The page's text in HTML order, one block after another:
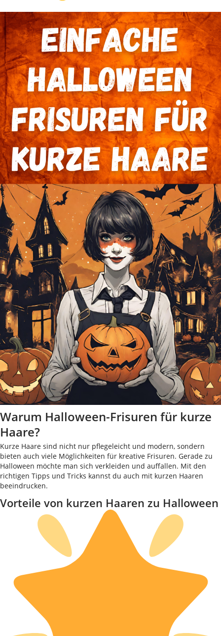
Warum Halloween-Frisuren für kurze
Haare?
Kurze Haare sind nicht nur pflegeleicht und modern, sondern
bieten auch viele Möglichkeiten für kreative Frisuren. Gerade zu
Halloween möchte man sich verkleiden und auffallen. Mit den
richtigen Tipps und Tricks kannst du auch mit kurzen Haaren
beeindrucken.
Vorteile von kurzen Haaren zu Halloween